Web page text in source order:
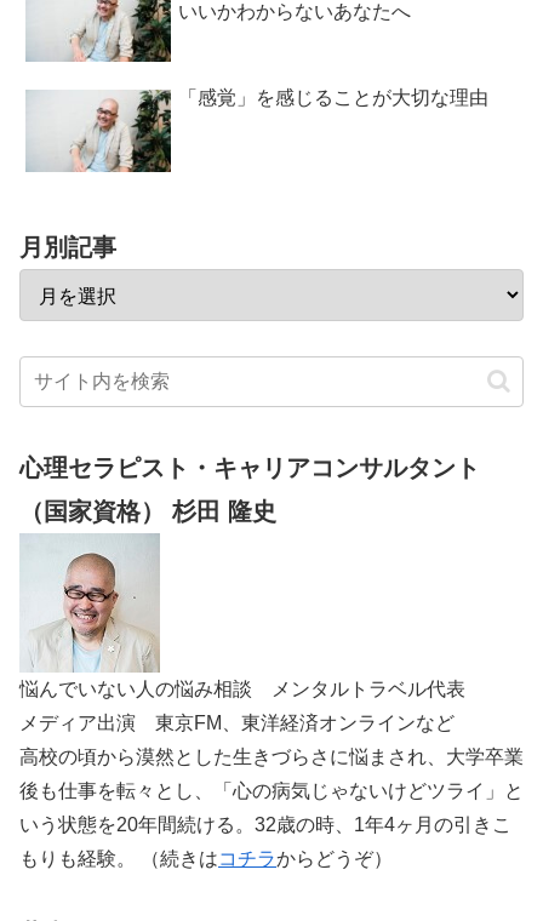
いいかわからないあなたへ
「感覚」を感じることが大切な理由
月別記事
心理セラピスト・キャリアコンサルタント
（国家資格） 杉田 隆史
悩んでいない人の悩み相談 メンタルトラベル代表
メディア出演 東京FM、東洋経済オンラインなど
高校の頃から漠然とした生きづらさに悩まされ、大学卒業
後も仕事を転々とし、「心の病気じゃないけどツライ」と
いう状態を20年間続ける。32歳の時、1年4ヶ月の引きこ
もりも経験。 （続きはコチラからどうぞ）